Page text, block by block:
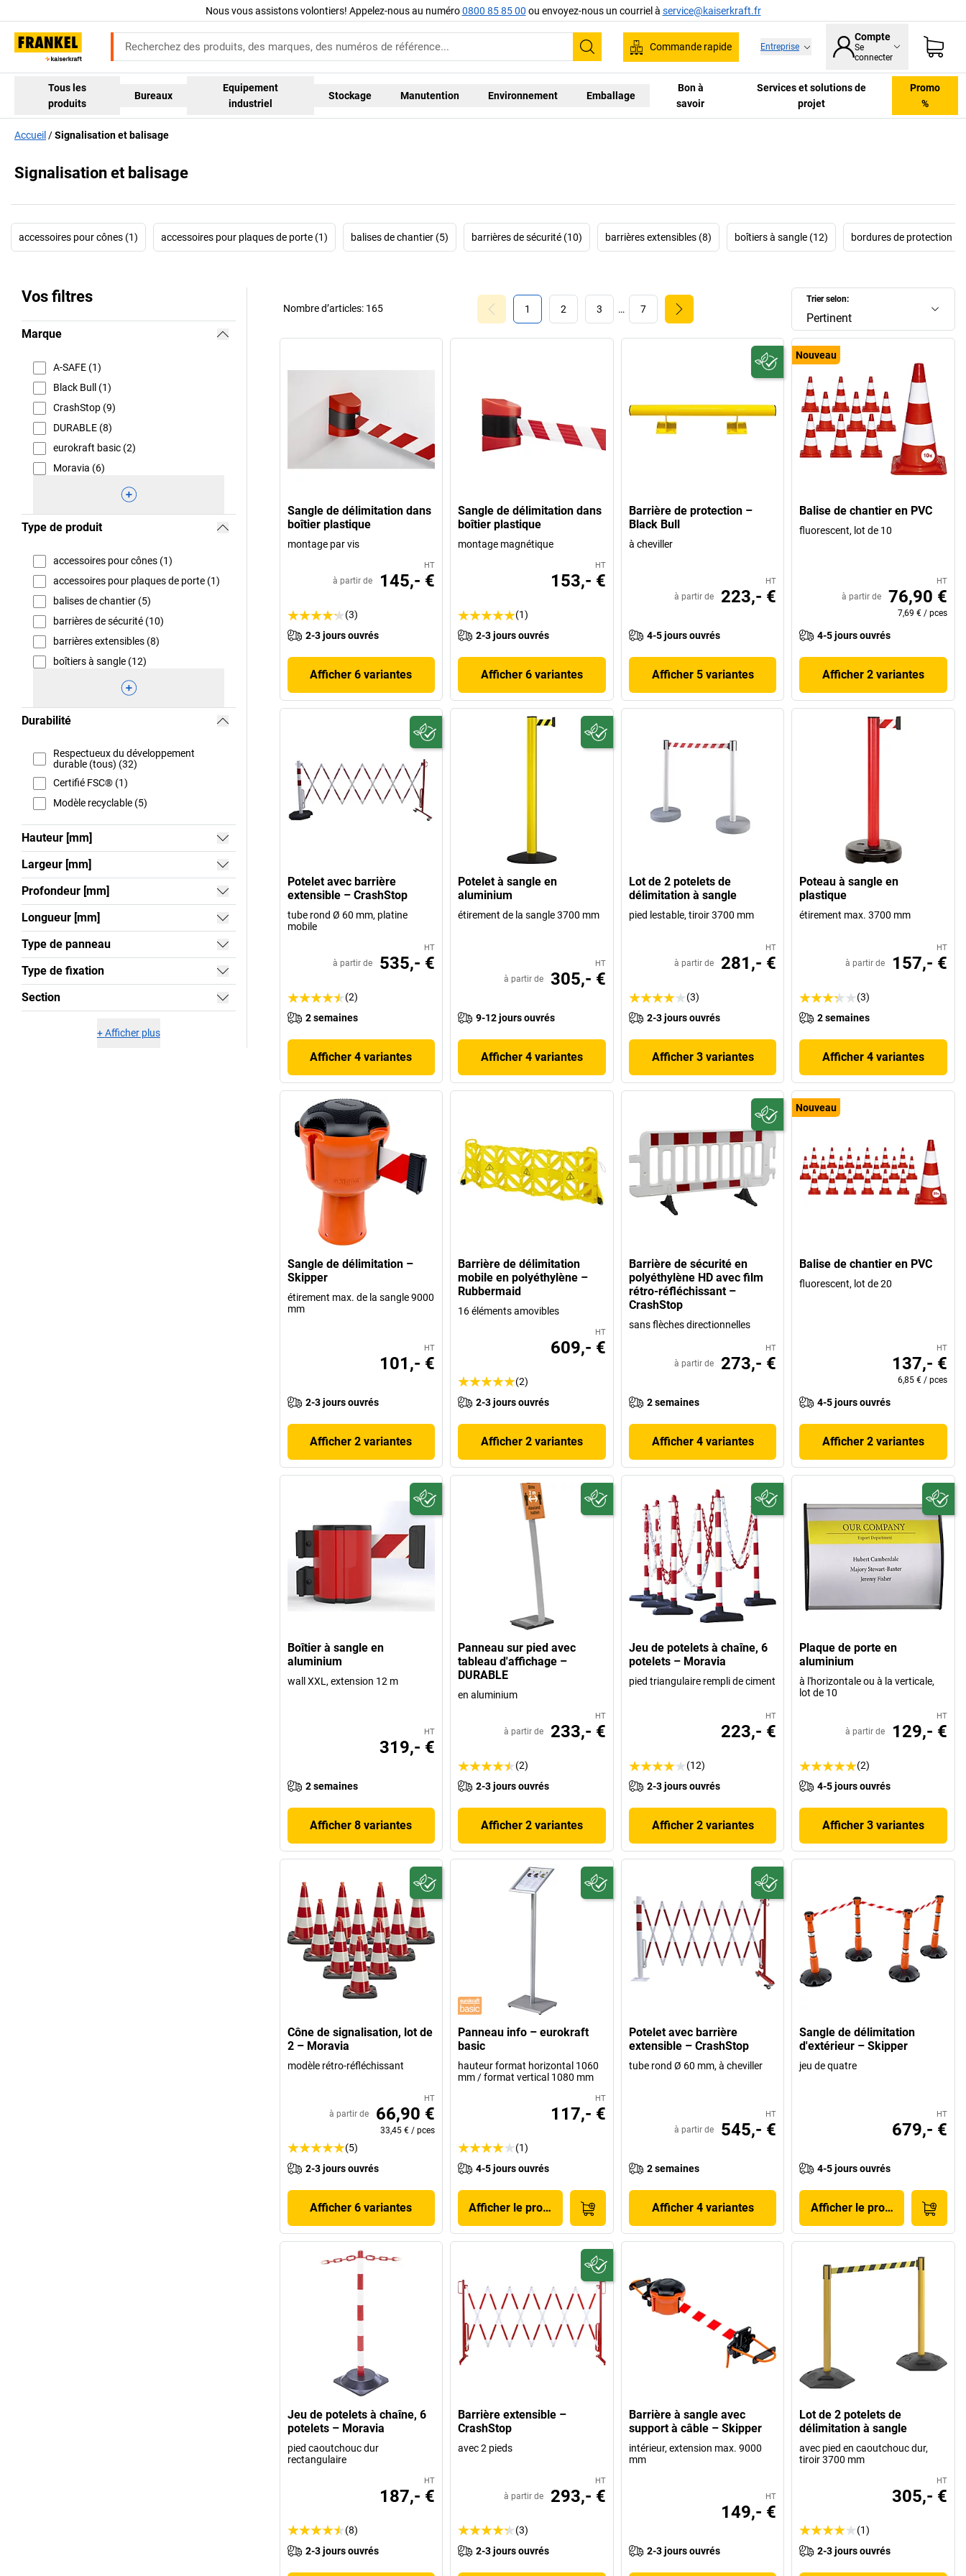
Nous vous assistons volontiers! Appelez-nous au numéro0800 85 85 00 ou envoyez-nous un courriel à service@kaiserkraft.fr
Recherche
Commande rapide Entreprise
Compte
Se
connecter
Tous les
produits
Bureaux
Equipement
industriel
Stockage Manutention Environnement Emballage
Bon à
savoir
Services et solutions de
projet
Promo
%
Accueil Signalisation et balisage
Signalisation et balisage
accessoires pour cônes (1) accessoires pour plaques de porte (1) balises de chantier (5) barrières de sécurité (10) barrières extensibles (8) boîtiers à sangle (12) bordures de protection
Vos filtres
Marque
A-SAFE (1)
Black Bull (1)
CrashStop (9)
DURABLE (8)
eurokraft basic (2)
Moravia (6)
Type de produit
accessoires pour cônes (1)
accessoires pour plaques de porte (1)
balises de chantier (5)
barrières de sécurité (10)
barrières extensibles (8)
boîtiers à sangle (12)
Durabilité
Respectueux du développement
durable (tous) (32)
Certifié FSC® (1)
Modèle recyclable (5)
Hauteur [mm]
Largeur [mm]
Profondeur [mm]
Longueur [mm]
Type de panneau
Type de fixation
Section
+Afficher plus
Trier selon:
Pertinent
1 2 3 … 7
Nombre d’articles: 165
Sangle de délimitation dans
boîtier plastique
montage par vis
HT
à partir de 145,- €
(3)
2-3 jours ouvrés
Afficher 6 variantes
Sangle de délimitation dans
boîtier plastique
montage magnétique
HT
153,- €
(1)
2-3 jours ouvrés
Afficher 6 variantes
Barrière de protection –
Black Bull
à cheviller
HT
à partir de 223,- €
4-5 jours ouvrés
Afficher 5 variantes
Nouveau
Balise de chantier en PVC
fluorescent, lot de 10
HT
à partir de 76,90 €
7,69 € / pces
4-5 jours ouvrés
Afficher 2 variantes
Potelet avec barrière
extensible – CrashStop
tube rond Ø 60 mm, platine
mobile
HT
à partir de 535,- €
(2)
2 semaines
Afficher 4 variantes
Potelet à sangle en
aluminium
étirement de la sangle 3700 mm
HT
à partir de 305,- €
9-12 jours ouvrés
Afficher 4 variantes
Lot de 2 potelets de
délimitation à sangle
pied lestable, tiroir 3700 mm
HT
à partir de 281,- €
(3)
2-3 jours ouvrés
Afficher 3 variantes
Poteau à sangle en
plastique
étirement max. 3700 mm
HT
à partir de 157,- €
(3)
2 semaines
Afficher 4 variantes
Sangle de délimitation –
Skipper
étirement max. de la sangle 9000
mm
HT
101,- €
2-3 jours ouvrés
Afficher 2 variantes
Barrière de délimitation
mobile en polyéthylène –
Rubbermaid
16 éléments amovibles
HT
609,- €
(2)
2-3 jours ouvrés
Afficher 2 variantes
Barrière de sécurité en
polyéthylène HD avec film
rétro-réfléchissant –
CrashStop
sans flèches directionnelles
HT
à partir de 273,- €
2 semaines
Afficher 4 variantes
Nouveau
Balise de chantier en PVC
fluorescent, lot de 20
HT
137,- €
6,85 € / pces
4-5 jours ouvrés
Afficher 2 variantes
Boîtier à sangle en
aluminium
wall XXL, extension 12 m
HT
319,- €
2 semaines
Afficher 8 variantes
Panneau sur pied avec
tableau d'affichage –
DURABLE
en aluminium
HT
à partir de 233,- €
(2)
2-3 jours ouvrés
Afficher 2 variantes
Jeu de potelets à chaîne, 6
potelets – Moravia
pied triangulaire rempli de ciment
HT
223,- €
(12)
2-3 jours ouvrés
Afficher 2 variantes
Plaque de porte en
aluminium
à l'horizontale ou à la verticale,
lot de 10
HT
à partir de 129,- €
(2)
4-5 jours ouvrés
Afficher 3 variantes
Cône de signalisation, lot de
2 – Moravia
modèle rétro-réfléchissant
HT
à partir de 66,90 €
33,45 € /pces
(5)
2-3 jours ouvrés
Afficher 6 variantes
Panneau info – eurokraft
basic
hauteur format horizontal 1060
mm / format vertical 1080 mm
HT
117,- €
(1)
4-5 jours ouvrés
Afficher le produit
Potelet avec barrière
extensible – CrashStop
tube rond Ø 60 mm, à cheviller
HT
à partir de 545,- €
2 semaines
Afficher 4 variantes
Sangle de délimitation
d'extérieur – Skipper
jeu de quatre
HT
679,- €
4-5 jours ouvrés
Afficher le produit
Jeu de potelets à chaîne, 6
potelets – Moravia
pied caoutchouc dur
rectangulaire
HT
187,- €
(8)
2-3 jours ouvrés
Barrière extensible –
CrashStop
avec 2 pieds
HT
à partir de 293,- €
(3)
2-3 jours ouvrés
Barrière à sangle avec
support à câble – Skipper
intérieur, extension max. 9000
mm
HT
149,- €
2-3 jours ouvrés
Lot de 2 potelets de
délimitation à sangle
avec pied en caoutchouc dur,
tiroir 3700 mm
HT
305,- €
(1)
2-3 jours ouvrés